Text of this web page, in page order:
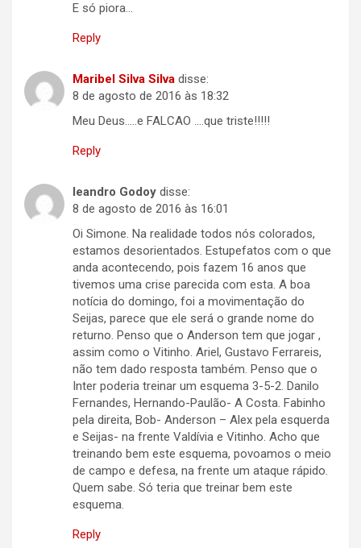
E só piora…
Reply
Maribel Silva Silva disse:
8 de agosto de 2016 às 18:32
Meu Deus…..e FALCAO ….que triste!!!!!
Reply
leandro Godoy disse:
8 de agosto de 2016 às 16:01
Oi Simone. Na realidade todos nós colorados,
estamos desorientados. Estupefatos com o que
anda acontecendo, pois fazem 16 anos que
tivemos uma crise parecida com esta. A boa
notícia do domingo, foi a movimentação do
Seijas, parece que ele será o grande nome do
returno. Penso que o Anderson tem que jogar ,
assim como o Vitinho. Ariel, Gustavo Ferrareis,
não tem dado resposta também. Penso que o
Inter poderia treinar um esquema 3-5-2. Danilo
Fernandes, Hernando-Paulão- A Costa. Fabinho
pela direita, Bob- Anderson – Alex pela esquerda
e Seijas- na frente Valdívia e Vitinho. Acho que
treinando bem este esquema, povoamos o meio
de campo e defesa, na frente um ataque rápido.
Quem sabe. Só teria que treinar bem este
esquema.
Reply